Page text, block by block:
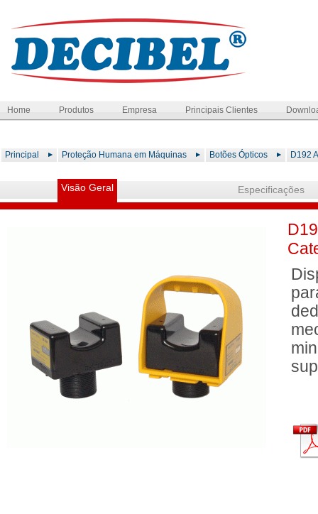
Home Produtos Empresa Principais Clientes
Principal Proteção Humana em Máquinas Botões Ópticos D192
Visão Geral Especificações